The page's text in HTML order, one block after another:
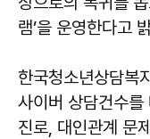
램’을 운영한다고
한국청소년상담복
사이버 상담건수
진로, 대인관계 문